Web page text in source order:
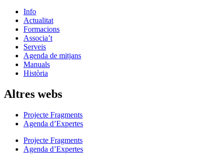
Info
Actualitat
Formacions
Associa’t
Serveis
Agenda de mitjans
Manuals
Història
Altres webs
Projecte Fragments
Agenda d’Expertes
Projecte Fragments
Agenda d’Expertes